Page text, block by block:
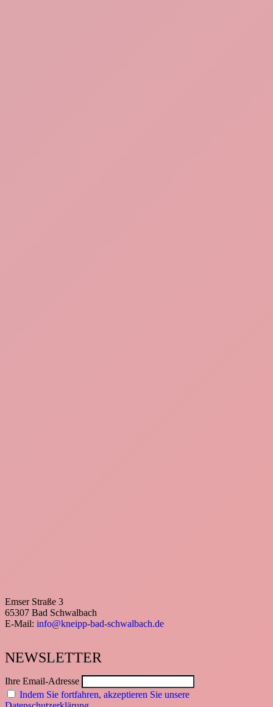
Emser Straße 3
65307 Bad Schwalbach
E-Mail: info@kneipp-bad-schwalbach.de
NEWSLETTER
Ihre Email-Adresse
Indem Sie fortfahren, akzeptieren Sie unsere